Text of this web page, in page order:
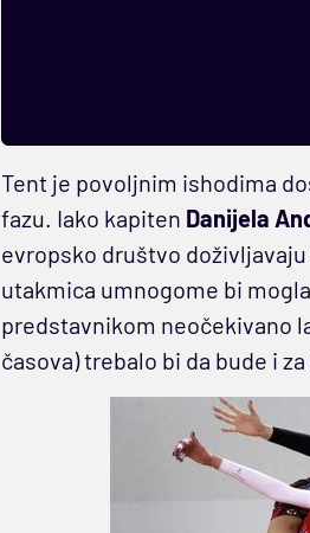
Tent je povoljnim ishodima
fazu. Iako kapiten Danijela
evropsko društvo
utakmica umnogome bi
predstavnikom neočekivano
časova) trebalo bi da bude i